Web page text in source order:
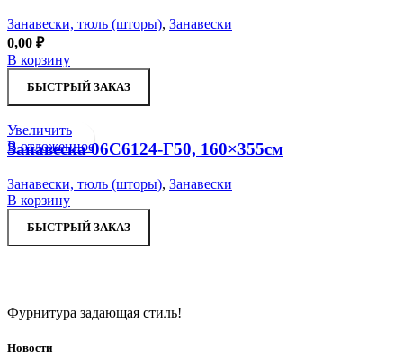
Занавески, тюль (шторы), Занавески
0,00 ₽
В корзину
БЫСТРЫЙ ЗАКАЗ
Увеличить
В отложенное
Занавеска 06С6124-Г50, 160×355см
Занавески, тюль (шторы), Занавески
В корзину
БЫСТРЫЙ ЗАКАЗ
Фурнитура задающая стиль!
Новости